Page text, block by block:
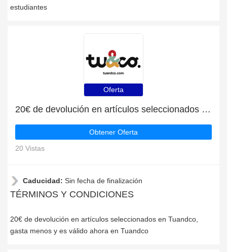
estudiantes
Oferta
20€ de devolución en artículos seleccionados en Tuandco
Obtener Oferta
20 Vistas
Caducidad: Sin fecha de finalización
TÉRMINOS Y CONDICIONES
20€ de devolución en artículos seleccionados en Tuandco,
gasta menos y es válido ahora en Tuandco